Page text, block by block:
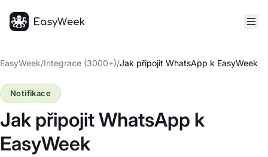
EasyWeek/Integrace (3000+)/Jak připojit WhatsApp k EasyWeek
Jak připojit WhatsApp k
EasyWeek
Notifikace